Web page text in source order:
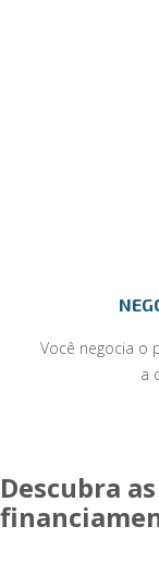
Você negocia o
a
Descubra